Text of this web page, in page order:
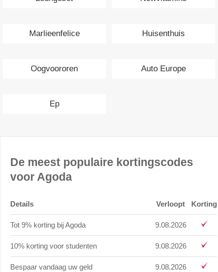
Marlieenfelice Huisenthuis
Oogvoororen Auto Europe
Ep
De meest populaire kortingscodes
voor Agoda
Details Verloopt Korting
Tot 9% korting bij Agoda 9.08.2026
10% korting voor studenten 9.08.2026
Bespaar vandaag uw geld 9.08.2026